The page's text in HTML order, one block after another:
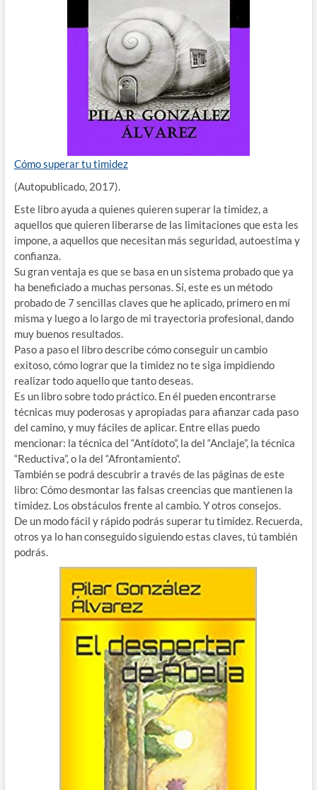
Cómo superar tu timidez
(Autopublicado, 2017).
Este libro ayuda a quienes quieren superar la timidez, a
aquellos que quieren liberarse de las limitaciones que esta les
impone, a aquellos que necesitan más seguridad, autoestima y
confianza.
Su gran ventaja es que se basa en un sistema probado que ya
ha beneficiado a muchas personas. Sí, este es un método
probado de 7 sencillas claves que he aplicado, primero en mí
misma y luego a lo largo de mi trayectoria profesional, dando
muy buenos resultados.
Paso a paso el libro describe cómo conseguir un cambio
exitoso, cómo lograr que la timidez no te siga impidiendo
realizar todo aquello que tanto deseas.
Es un libro sobre todo práctico. En él pueden encontrarse
técnicas muy poderosas y apropiadas para afianzar cada paso
del camino, y muy fáciles de aplicar. Entre ellas puedo
mencionar: la técnica del “Antídoto”, la del “Anclaje”, la técnica
“Reductiva”, o la del “Afrontamiento“.
También se podrá descubrir a través de las páginas de este
libro: Cómo desmontar las falsas creencias que mantienen la
timidez. Los obstáculos frente al cambio. Y otros consejos.
De un modo fácil y rápido podrás superar tu timidez. Recuerda,
otros ya lo han conseguido siguiendo estas claves, tú también
podrás.